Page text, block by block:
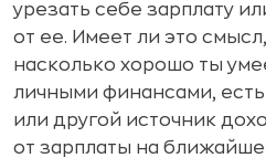
урезать себе зарплату
от ее. Имеет ли это
насколько хорошо ты
личными финансами,
или другой источник
от зарплаты на